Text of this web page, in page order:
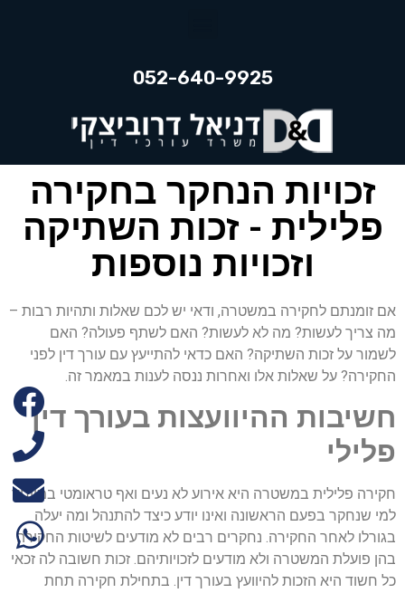
052-640-9925
זכויות הנחקר בחקירה
פלילית - זכות השתיקה
וזכויות נוספות
אם זומנתם לחקירה במשטרה, ודאי יש לכם שאלות ותהיות רבות –
מה צריך לעשות? מה לא לעשות? האם לשתף פעולה? האם
לשמור על זכות השתיקה? האם כדאי להתייעץ עם עורך דין לפני
החקירה? על שאלות אלו ואחרות ננסה לענות במאמר זה.
חשיבות ההיוועצות בעורך דין
פלילי
חקירה פלילית במשטרה היא אירוע לא נעים ואף טראומטי במיוחד
למי שנחקר בפעם הראשונה ואינו יודע כיצד להתנהל ומה יעלה
בגורלו לאחר החקירה. נחקרים רבים לא מודעים לשיטות החקירה
בהן פועלת המשטרה ולא מודעים לזכויותיהם. זכות חשובה לה זכאי
כל חשוד היא הזכות להיוועץ בעורך דין. בתחילת חקירה תחת